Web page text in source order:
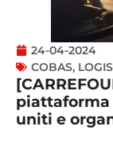
24-04-2024
COBAS,
piattaforma
uniti e